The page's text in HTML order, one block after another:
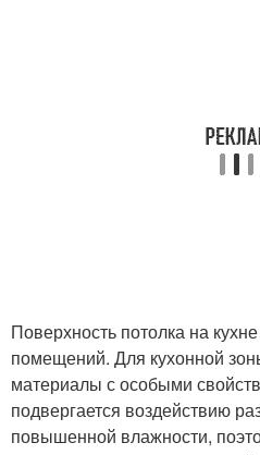
Поверхность потолка на
помещений. Для кухонной
материалы с особыми
подвергается воздействию
повышенной влажности,